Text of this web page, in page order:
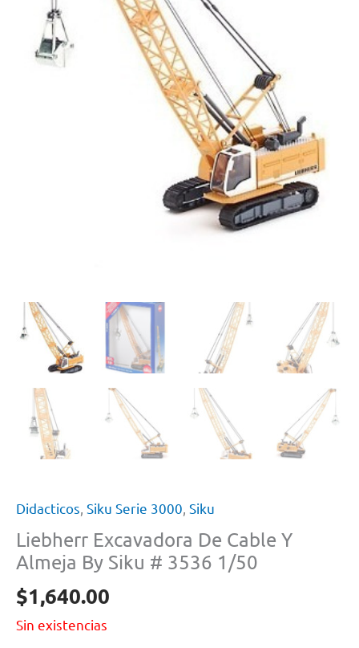
Didacticos Siku Serie 3000 Siku
Liebherr Excavadora De Cable Y
Almeja By Siku # 3536 1/50
$1,640.00
Sin existencias